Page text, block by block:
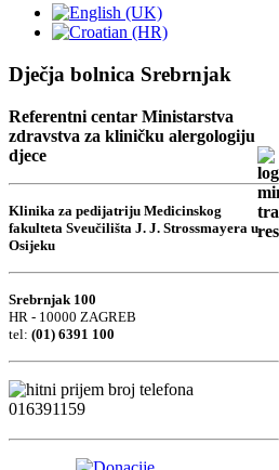
Dječja bolnica Srebrnjak
Referentni centar Ministarstva
zdravstva za kliničku alergologiju
djece
Klinika za pedijatriju Medicinskog
fakulteta Sveučilišta J. J. Strossmayera u
Osijeku
Srebrnjak 100
HR - 10000 ZAGREB
tel: (01) 6391 100